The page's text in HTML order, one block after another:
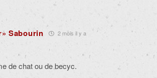
Sabourin 2 mois il y a
de chat ou de becyc.